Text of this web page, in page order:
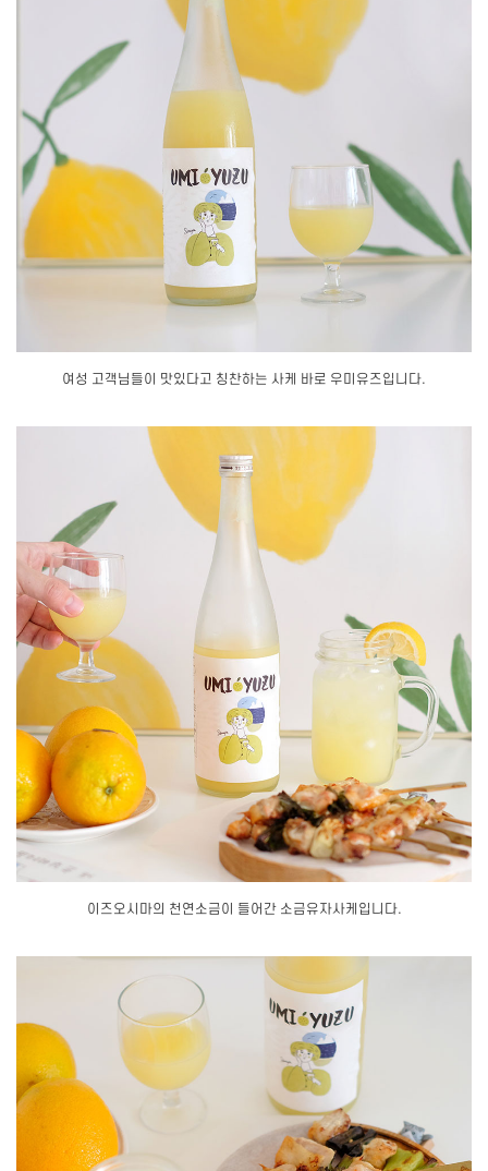
여성 고객님들이 맛있다고 칭찬하는 사케 바로 우미유즈입니다.
이즈오시마의 천연소금이 들어간 소금유자사케입니다.